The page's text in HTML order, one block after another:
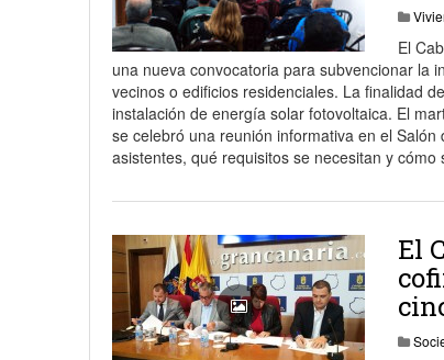
El
una nueva convocatoria para subvencionar la
vecinos o edificios residenciales. La finalidad
instalación de energía solar fotovoltaica. El
se celebró una reunión informativa en el
asistentes, qué requisitos se necesitan y
El